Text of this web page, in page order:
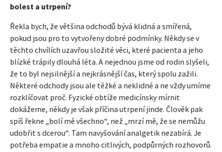
bolest a utrpení?
Řekla bych, že většina odchodů bývá klidná a smířená,
pokud jsou pro to vytvořeny dobré podmínky. Někdy se v
těchto chvílích uzavřou složité věci, které pacienta a jeho
blízké trápily dlouhá léta. A nejednou jsme od rodin slyšeli,
že to byl nejsilnější a nejkrásnější čas, který spolu zažili.
Některé odchody jsou ale těžké a neklidné a ne vždy umíme
rozklíčovat proč. Fyzické obtíže medicínsky mírnit
dokážeme, někdy je však příčina utrpení jinde. Člověk pak
spíš řekne „bolí mě všechno“, než „mrzí mě, že se nemůžu
udobřit s dcerou“. Tam navyšování analgetik nezabírá. Je
potřeba empatie a mnoho citlivých, podpůrných rozhovorů.